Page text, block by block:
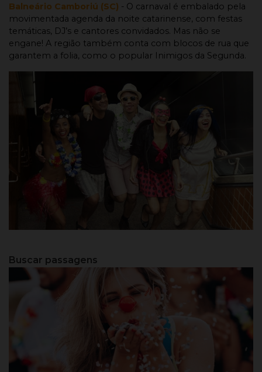
Balneário Camboriú (SC) - O carnaval é embalado pela
movimentada agenda da noite catarinense, com festas
temáticas, DJ’s e cantores convidados. Mas não se
engane! A região também conta com blocos de rua que
garantem a folia, como o popular Inimigos da Segunda.
Buscar passagens